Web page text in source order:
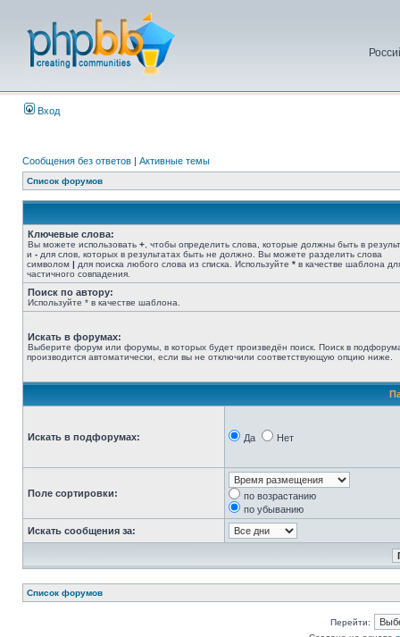
Вход
Сообщения без ответов | Активные темы
Список форумов
Ключевые слова:
Вы можете использовать + , чтобы определить слова, которые должны быть в
и - для слов, которых в результатах быть не должно. Вы можете разделить слова
символом | для поиска любого слова из списка. Используйте * в качестве шаблона
частичного совпадения.
Поиск по автору:
Используйте * в качестве шаблона.
Искать в форумах:
Выберите форум или форумы, в которых будет произведён поиск. Поиск в
производится автоматически, если вы не отключили соответствующую опцию ниже.
Искать в подфорумах: Да Нет
Поле сортировки:
по возрастанию
по убыванию
Искать сообщения за:
Список форумов
Перейти: